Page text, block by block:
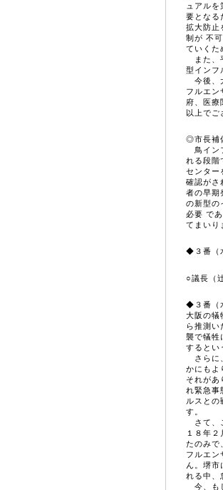
ュアル
要となる
拡大防止
制が 不
ていくた
また、
型インフ
今後、
フルエン
府、医療
以上でご
◎市長補
鳥イン
れる段階
センター
確認がさ
者の早期
の新型の
必要 で
てまいり
◆３番（
○議長（
◆３番（
大阪の犠
ら推測
襲で犠牲
するとい
さらに
かにもよ
それがあ
れ緊急事
ルスとの
す。
さて、
１８年
たのみで
フルエン
ん。堺市
れる中、
今、も